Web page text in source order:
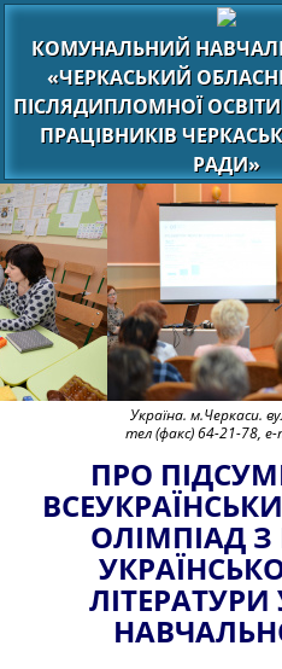
КОМУНАЛЬНИЙ
«ЧЕРКАСЬКИЙ
ПІСЛЯДИПЛОМНОЇ
ПРАЦІВНИКІВ
РАДИ»
Україна. м.Черкаси.
тел (факс) 64-21-78, e-
ПРО
ОЛIМПIАД З
ЛIТЕРАТУРИ